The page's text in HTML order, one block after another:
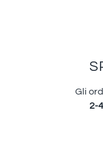
Gli
2-